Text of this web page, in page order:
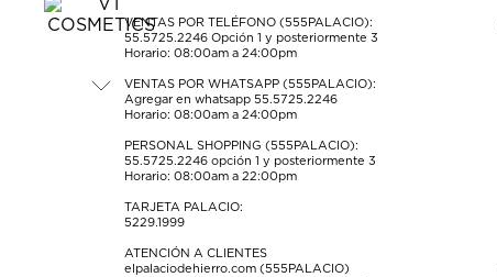
formulario
formulario
de
formulario
de
formulario
de
formulario
de
envío.
VENTAS POR TELÉFONO (555PALACIO):
55.5725.2246 Opción 1 y posteriormente 3
Horario: 08:00am a 24:00pm
VENTAS POR WHATSAPP (555PALACIO):
Agregar en whatsapp 55.5725.2246
Horario: 08:00am a 24:00pm
PERSONAL SHOPPING (555PALACIO):
55.5725.2246 opción 1 y posteriormente 3
Horario: 08:00am a 22:00pm
TARJETA PALACIO:
5229.1999
ATENCIÓN A CLIENTES
elpalaciodehierro.com (555PALACIO)